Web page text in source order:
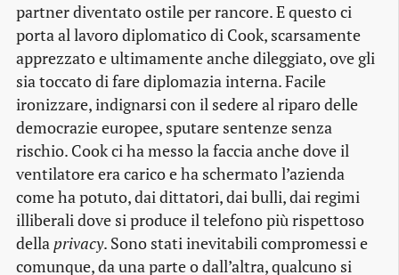
partner diventato ostile per rancore. E questo ci
porta al lavoro diplomatico di Cook, scarsamente
apprezzato e ultimamente anche dileggiato, ove gli
sia toccato di fare diplomazia interna. Facile
ironizzare, indignarsi con il sedere al riparo delle
democrazie europee, sputare sentenze senza
rischio. Cook ci ha messo la faccia anche dove il
ventilatore era carico e ha schermato l’azienda
come ha potuto, dai dittatori, dai bulli, dai regimi
illiberali dove si produce il telefono più rispettoso
della privacy. Sono stati inevitabili compromessi e
comunque, da una parte o dall’altra, qualcuno si